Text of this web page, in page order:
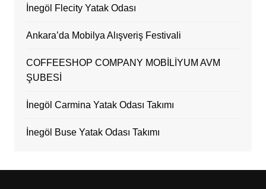
İnegöl Flecity Yatak Odası
Ankara’da Mobilya Alışveriş Festivali
COFFEESHOP COMPANY MOBİLİYUM AVM
ŞUBESİ
İnegöl Carmina Yatak Odası Takımı
İnegöl Buse Yatak Odası Takımı